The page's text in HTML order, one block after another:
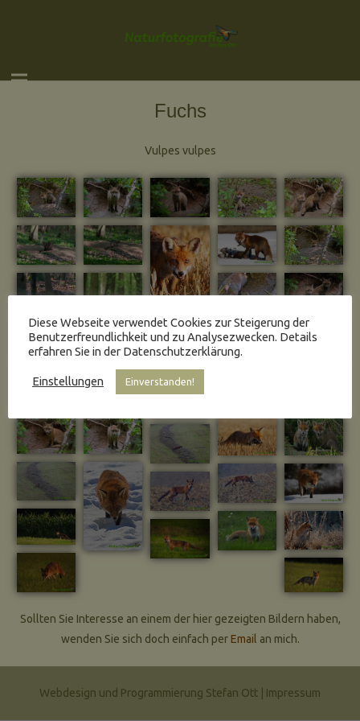
Fuchs
Vulpes vulpes
Sollten Sie Interesse an einem der hier gezeigten Bildern haben,
wenden Sie sich doch einfach perEmail an mich.
Webdesign und Programmierung Stefan Ott | Impressum
Diese Webseite verwendet Cookies zur Steigerung der
Benutzerfreundlichkeit und zu Analysezwecken. Details
erfahren Sie in der Datenschutzerklärung.
Einstellungen Einverstanden!